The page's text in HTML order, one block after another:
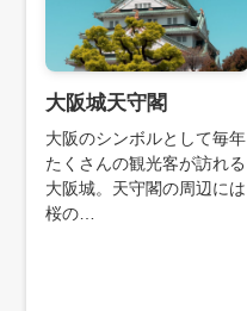
大阪城天守閣
大阪のシンボルとして毎年
たくさんの観光客が訪れる
大阪城。天守閣の周辺には
桜の…